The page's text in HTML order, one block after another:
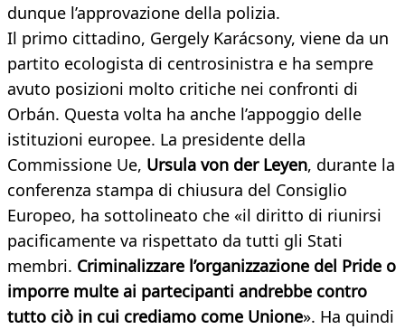
dunque l’approvazione della polizia.
Il primo cittadino, Gergely Karácsony, viene da un
partito ecologista di centrosinistra e ha sempre
avuto posizioni molto critiche nei confronti di
Orbán. Questa volta ha anche l’appoggio delle
istituzioni europee. La presidente della
Commissione Ue, Ursula von der Leyen, durante la
conferenza stampa di chiusura del Consiglio
Europeo, ha sottolineato che «il diritto di riunirsi
pacificamente va rispettato da tutti gli Stati
membri. Criminalizzare l’organizzazione del Pride o
imporre multe ai partecipanti andrebbe contro
tutto ciò in cui crediamo come Unione». Ha quindi